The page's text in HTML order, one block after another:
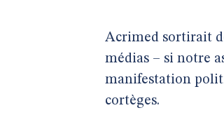
Acrimed sortirait
médias – si notre
manifestation
cortèges.